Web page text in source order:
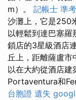
m）。 記帳士 準
沙灘上，它是250
以輕鬆到達巴塞羅
鎖店的3星級酒店
丘上，距離薩盧
以在大約從酒店建
Portaventura和
台胞證 遺失